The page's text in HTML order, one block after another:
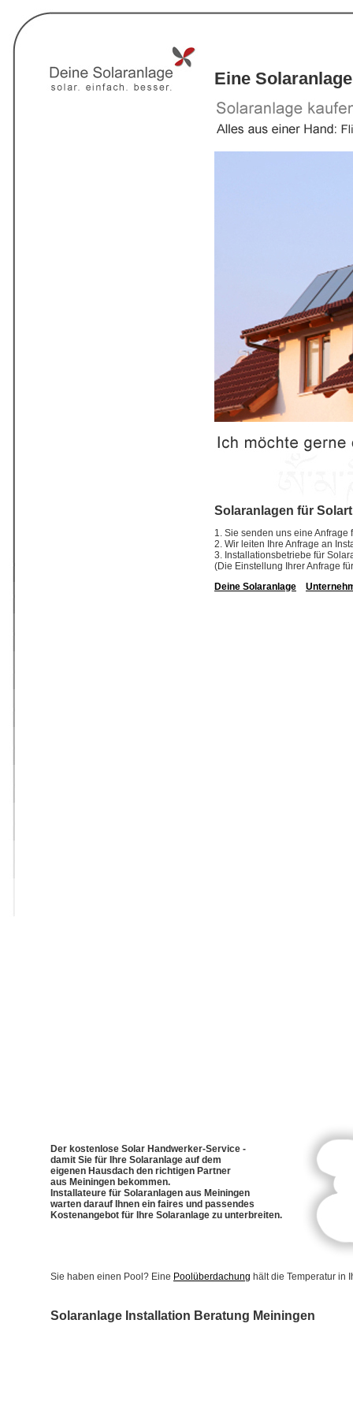
Eine
Solaranlagen für
1. Sie senden uns eine
2. Wir leiten Ihre Anfrage an
3. Installationsbetriebe für
(Die Einstellung Ihrer Anfrage
Deine Solaranlage
Der kostenlose Solar Handwerker-Service -
damit Sie für Ihre Solaranlage auf dem
eigenen Hausdach den richtigen Partner
aus Meiningen bekommen.
Installateure für Solaranlagen aus Meiningen
warten darauf Ihnen ein faires und passendes
Kostenangebot für Ihre Solaranlage zu unterbreiten.
Sie haben einen Pool? Eine Poolüberdachung hält die Temperatur in
Solaranlage Installation Beratung Meiningen